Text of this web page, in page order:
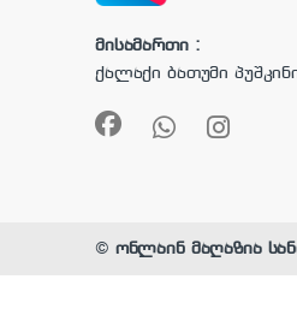
მისამართი :
ქალაქი ბათუმი
© ონლაინ მაღაზია